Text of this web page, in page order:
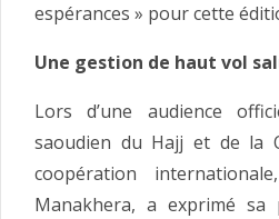
espérances » pour cette
Une gestion de haut vol
Lors d’une audience
saoudien du Hajj et de la
coopération
Manakhera, a exprimé sa